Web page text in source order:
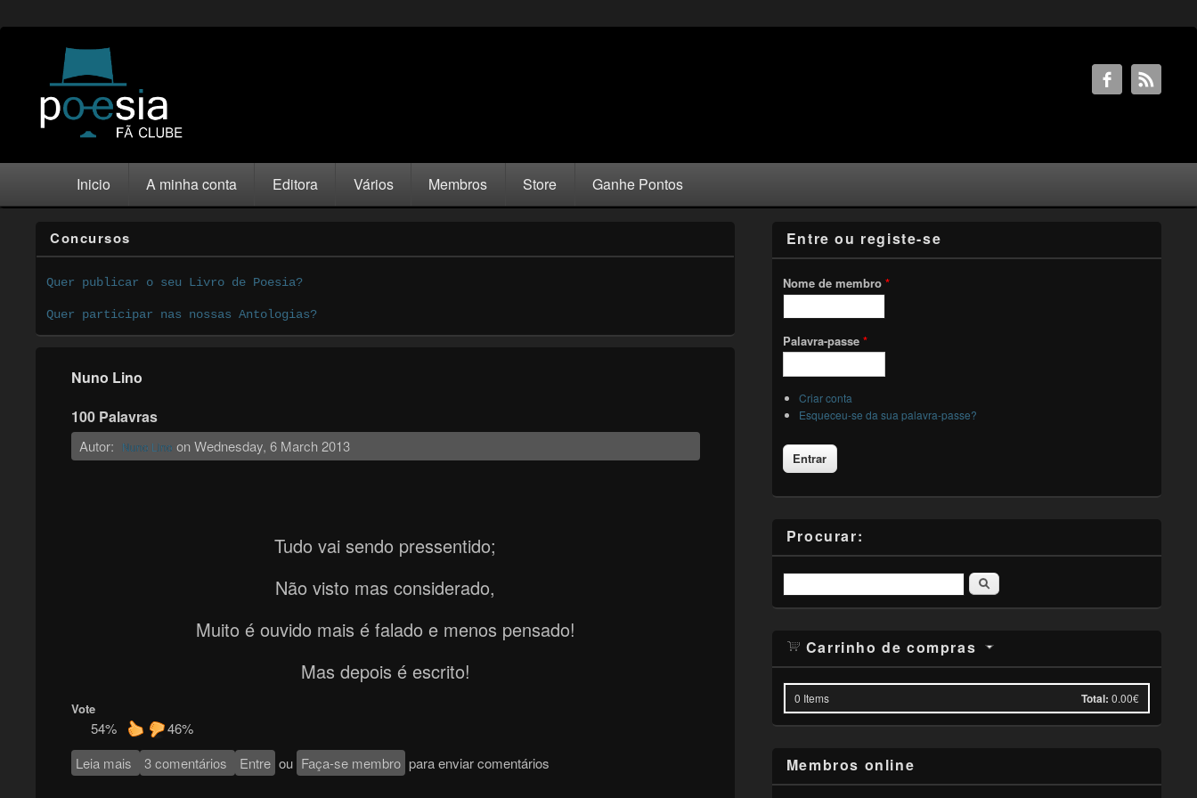
Inicio A minha conta Editora Vários Membros Store Ganhe Pontos
Concursos
Quer publicar o seu Livro de Poesia?
Quer participar nas nossas Antologias?
Nuno Lino
100 Palavras
Autor: Nuno Lino on Wednesday, 6 March 2013
Tudo vai sendo pressentido;
Não visto mas considerado,
Muito é ouvido mais é falado e menos pensado!
Mas depois é escrito!
Vote
54%
46%
Leia mais sobre 100 Palavras
3 comentários Entre ou Faça-se membro para enviar comentários
Entre ou registe-se
Nome de membro *
Palavra-passe *
Criar conta
Esqueceu-se da sua palavra-passe?
Procurar:
Pesquisar
Carrinho de compras
0 Items Total: 0.00€
Membros online